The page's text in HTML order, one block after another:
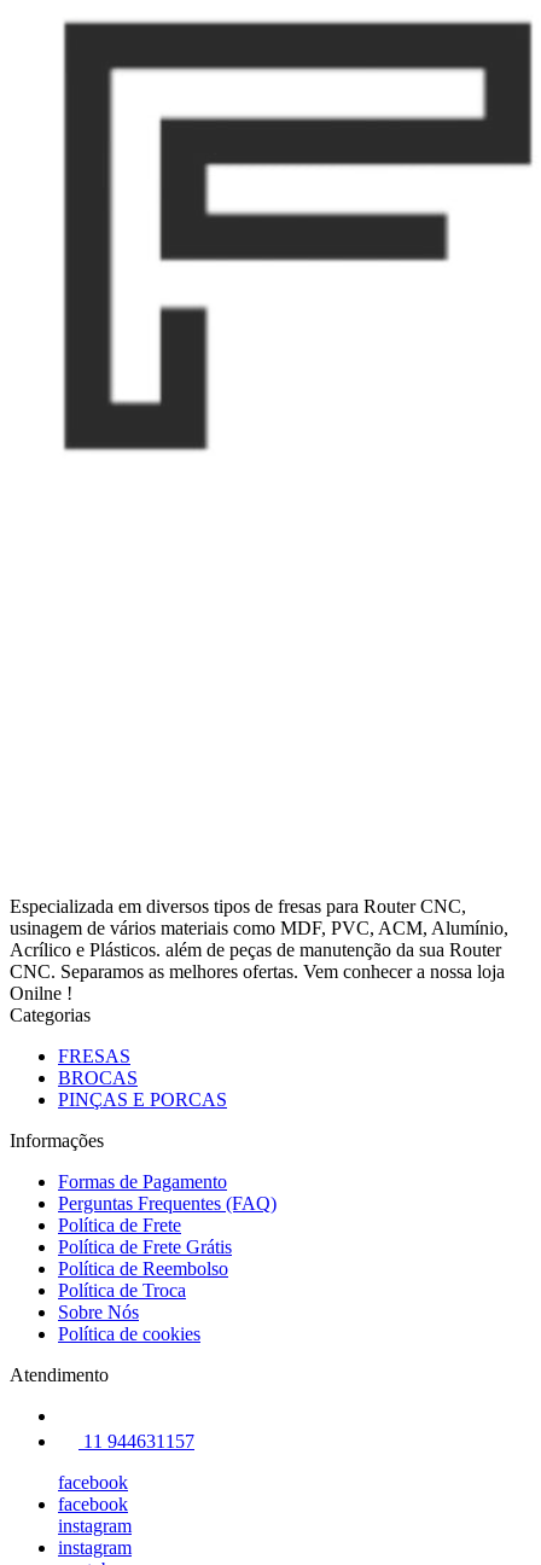
Especializada em diversos tipos de fresas para Router CNC,
usinagem de vários materiais como MDF, PVC, ACM, Alumínio,
Acrílico e Plásticos. além de peças de manutenção da sua Router
CNC. Separamos as melhores ofertas. Vem conhecer a nossa loja
Onilne !
Categorias
FRESAS
BROCAS
PINÇAS E PORCAS
Informações
Formas de Pagamento
Perguntas Frequentes (FAQ)
Política de Frete
Política de Frete Grátis
Política de Reembolso
Política de Troca
Sobre Nós
Política de cookies
Atendimento
11 944631157
facebook
facebook
instagram
instagram